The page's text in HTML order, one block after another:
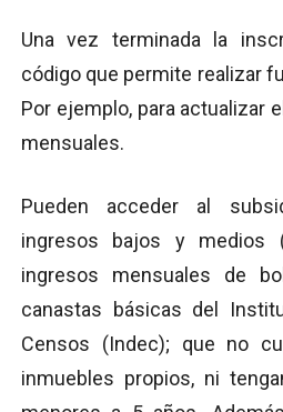
Una vez terminada la
código que permite realizar
Por ejemplo, para actualizar
mensuales.
Pueden acceder al
ingresos bajos y
ingresos mensuales de
canastas básicas del
Censos (Indec); que no
inmuebles propios, ni